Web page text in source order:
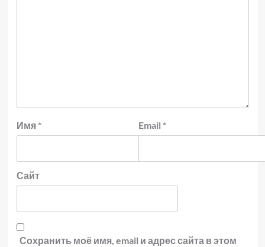
Имя * Email *
Сайт
Сохранить моё имя, email и адрес сайта в этом